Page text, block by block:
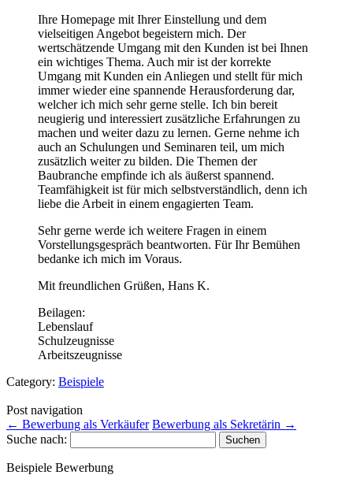
Ihre Homepage mit Ihrer Einstellung und dem
vielseitigen Angebot begeistern mich. Der
wertschätzende Umgang mit den Kunden ist bei Ihnen
ein wichtiges Thema. Auch mir ist der korrekte
Umgang mit Kunden ein Anliegen und stellt für mich
immer wieder eine spannende Herausforderung dar,
welcher ich mich sehr gerne stelle. Ich bin bereit
neugierig und interessiert zusätzliche Erfahrungen zu
machen und weiter dazu zu lernen. Gerne nehme ich
auch an Schulungen und Seminaren teil, um mich
zusätzlich weiter zu bilden. Die Themen der
Baubranche empfinde ich als äußerst spannend.
Teamfähigkeit ist für mich selbstverständlich, denn ich
liebe die Arbeit in einem engagierten Team.
Sehr gerne werde ich weitere Fragen in einem
Vorstellungsgespräch beantworten. Für Ihr Bemühen
bedanke ich mich im Voraus.
Mit freundlichen Grüßen, Hans K.
Beilagen:
Lebenslauf
Schulzeugnisse
Arbeitszeugnisse
Category: Beispiele
Post navigation
← Bewerbung als Verkäufer Bewerbung als Sekretärin →
Suche nach:
Beispiele Bewerbung